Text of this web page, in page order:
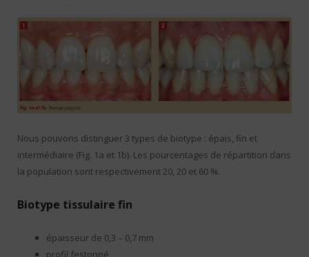
Nous pouvons distinguer 3 types de biotype : épais, fin et
intermédiaire (Fig. 1a et 1b). Les pourcentages de répartition dans
la population sont respectivement 20, 20 et 60 %.
Biotype tissulaire fin
épaisseur de 0,3 – 0,7 mm
profil festonné